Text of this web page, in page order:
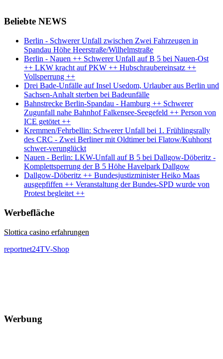
Beliebte NEWS
Berlin - Schwerer Unfall zwischen Zwei Fahrzeugen in
Spandau Höhe Heerstraße/Wilhelmstraße
Berlin - Nauen ++ Schwerer Unfall auf B 5 bei Nauen-Ost
++ LKW kracht auf PKW ++ Hubschraubereinsatz ++
Vollsperrung ++
Drei Bade-Unfälle auf Insel Usedom, Urlauber aus Berlin und
Sachsen-Anhalt sterben bei Badeunfälle
Bahnstrecke Berlin-Spandau - Hamburg ++ Schwerer
Zugunfall nahe Bahnhof Falkensee-Seegefeld ++ Person von
ICE getötet ++
Kremmen/Fehrbellin: Schwerer Unfall bei 1. Frühlingsrally
des CRC - Zwei Berliner mit Oldtimer bei Flatow/Kuhhorst
schwer-verunglückt
Nauen - Berlin: LKW-Unfall auf B 5 bei Dallgow-Döberitz -
Komplettsperrung der B 5 Höhe Havelpark Dallgow
Dallgow-Döberitz ++ Bundesjustizminister Heiko Maas
ausgepfiffen ++ Veranstaltung der Bundes-SPD wurde von
Protest begleitet ++
Werbefläche
Slottica casino erfahrungen
reportnet24TV-Shop
Werbung